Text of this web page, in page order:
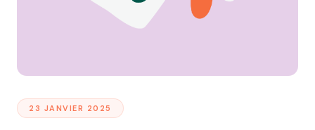
23 JANVIER 2025